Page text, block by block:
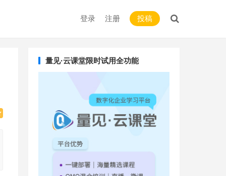
登录 注册 投稿
量见·云课堂限时试用全功能